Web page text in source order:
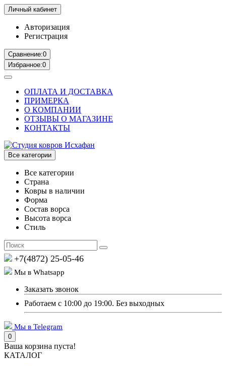
Личный кабинет
Авторизация
Регистрация
Сравнение:0
Избранное:0
ОПЛАТА И ДОСТАВКА
ПРИМЕРКА
О КОМПАНИИ
ОТЗЫВЫ О МАГАЗИНЕ
КОНТАКТЫ
Все категории
Все категории
Страна
Ковры в наличии
Форма
Состав ворса
Высота ворса
Стиль
+7(4872) 25-05-46
Мы в Whatsapp
Заказать звонок
Работаем с 10:00 до 19:00. Без выходных
Мы в Telegram
0
Ваша корзина пуста!
КАТАЛОГ